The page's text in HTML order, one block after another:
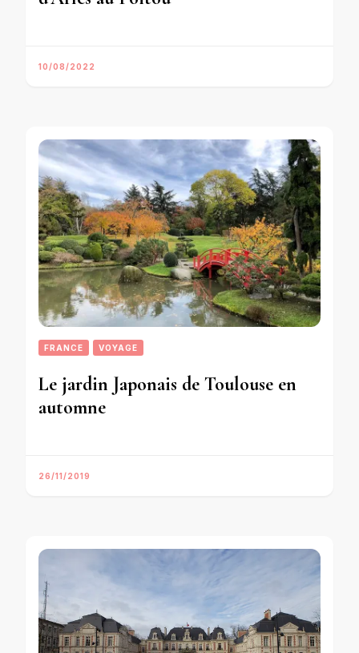
10/08/2022
FRANCE VOYAGE
Le jardin Japonais de Toulouse en
automne
26/11/2019